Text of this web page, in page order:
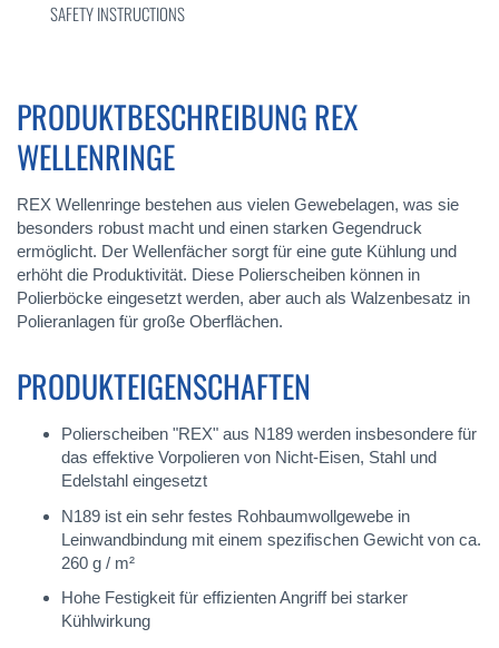
PRODUKTBESCHREIBUNG REX
WELLENRINGE
REX Wellenringe bestehen aus vielen Gewebelagen, was sie
besonders robust macht und einen starken Gegendruck
ermöglicht. Der Wellenfächer sorgt für eine gute Kühlung und
erhöht die Produktivität. Diese Polierscheiben können in
Polierböcke eingesetzt werden, aber auch als Walzenbesatz in
Polieranlagen für große Oberflächen.
PRODUKTEIGENSCHAFTEN
Polierscheiben "REX" aus N189 werden insbesondere für
das effektive Vorpolieren von Nicht-Eisen, Stahl und
Edelstahl eingesetzt
N189 ist ein sehr festes Rohbaumwollgewebe in
Leinwandbindung mit einem spezifischen Gewicht von ca.
260 g / m²
Hohe Festigkeit für effizienten Angriff bei starker
Kühlwirkung
SAFETY INSTRUCTIONS